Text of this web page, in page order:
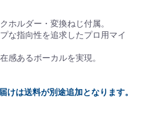
ホルダー・変換ねじ付属。
な指向性を追求したプロ用マイ
感あるボーカルを実現。
けは送料が別途追加となります。